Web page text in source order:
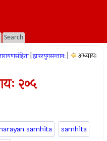
Search
द्वापरयुगसन्तानः
अध्यायः
२०५
samhita
samhita